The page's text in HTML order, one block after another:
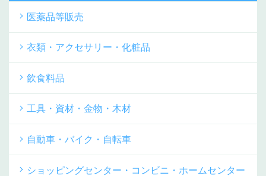
医薬品等販売
衣類・アクセサリー・化粧品
飲食料品
工具・資材・金物・木材
自動車・バイク・自転車
ショッピングセンター・コンビニ・ホームセンター